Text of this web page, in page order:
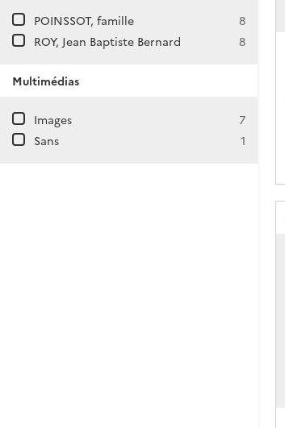
POINSSOT, famille
8
ROY, Jean Baptiste Bernard
8
Multimédias
Images
7
Sans
1